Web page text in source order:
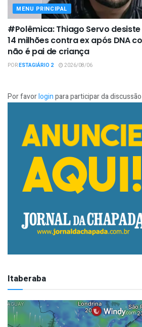
MENU PRINCIPAL
#Polêmica: Thiago Servo
14 milhões contra ex após DNA
não é pai de criança
PORESTAGIÁRIO 2 2026/08/06
Por favorloginpara participar da discussão
Itaberaba